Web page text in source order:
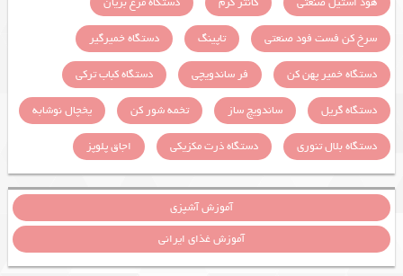
سرخ کن فست فود صنعتی
تاپینگ
دستگاه خمیرگیر
دستگاه خمیر پهن کن
فر ساندویچی
دستگاه کباب ترکی
دستگاه گریل
ساندویچ ساز تخمه شور کن
یخچال نوشابه
دستگاه بلال تنوری
دستگاه ذرت مکزیکی اجاق پلوپز
آموزش آشپزی
آموزش غذای ایرانی